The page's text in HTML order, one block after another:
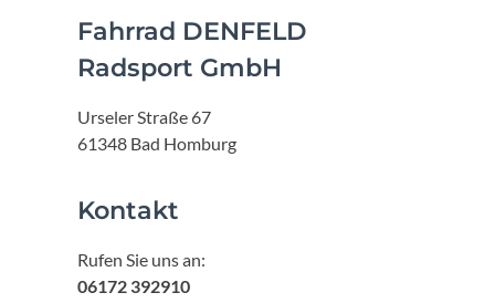
Fahrrad DENFELD
Radsport GmbH
Urseler Straße 67
61348 Bad Homburg
Kontakt
Rufen Sie uns an:
06172 392910